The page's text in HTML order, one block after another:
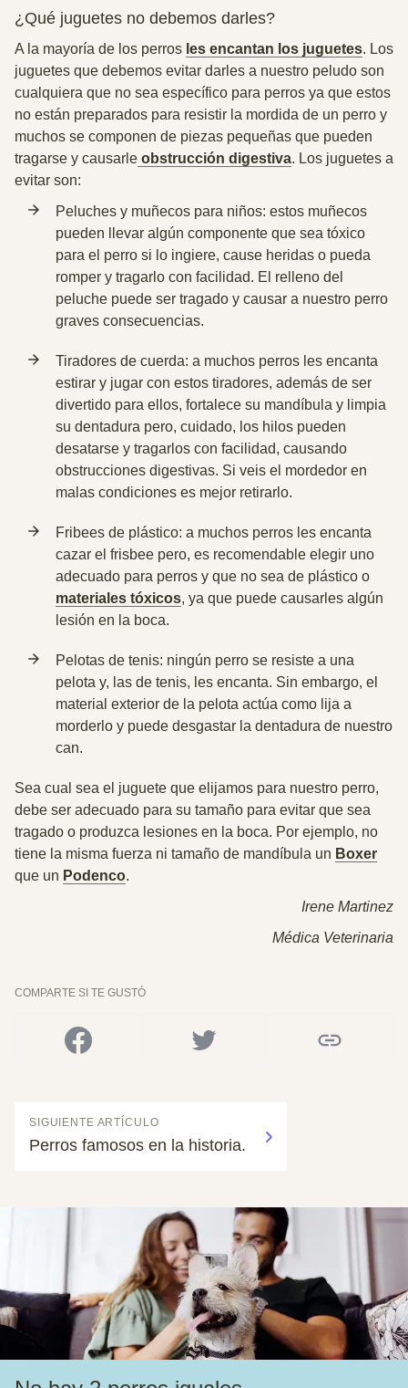
¿Qué juguetes no debemos darles?
A la mayoría de los perros les encantan los juguetes. Los
juguetes que debemos evitar darles a nuestro peludo son
cualquiera que no sea específico para perros ya que estos
no están preparados para resistir la mordida de un perro y
muchos se componen de piezas pequeñas que pueden
tragarse y causarle obstrucción digestiva. Los juguetes a
evitar son:
Peluches y muñecos para niños: estos muñecos
pueden llevar algún componente que sea tóxico
para el perro si lo ingiere, cause heridas o pueda
romper y tragarlo con facilidad. El relleno del
peluche puede ser tragado y causar a nuestro perro
graves consecuencias.
Tiradores de cuerda: a muchos perros les encanta
estirar y jugar con estos tiradores, además de ser
divertido para ellos, fortalece su mandíbula y limpia
su dentadura pero, cuidado, los hilos pueden
desatarse y tragarlos con facilidad, causando
obstrucciones digestivas. Si veis el mordedor en
malas condiciones es mejor retirarlo.
Fribees de plástico: a muchos perros les encanta
cazar el frisbee pero, es recomendable elegir uno
adecuado para perros y que no sea de plástico o
materiales tóxicos, ya que puede causarles algún
lesión en la boca.
Pelotas de tenis: ningún perro se resiste a una
pelota y, las de tenis, les encanta. Sin embargo, el
material exterior de la pelota actúa como lija a
morderlo y puede desgastar la dentadura de nuestro
can.
Sea cual sea el juguete que elijamos para nuestro perro,
debe ser adecuado para su tamaño para evitar que sea
tragado o produzca lesiones en la boca. Por ejemplo, no
tiene la misma fuerza ni tamaño de mandíbula un Boxer
que un Podenco.
Irene Martinez
Médica Veterinaria
COMPARTE SI TE GUSTÓ
SIGUIENTE ARTÍCULO
Perros famosos en la historia.